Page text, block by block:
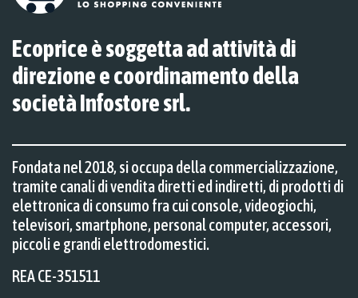
Ecoprice è soggetta ad attività di
direzione e coordinamento della
società Infostore srl.
Fondata nel 2018, si occupa della commercializzazione,
tramite canali di vendita diretti ed indiretti, di prodotti di
elettronica di consumo fra cui console, videogiochi,
televisori, smartphone, personal computer, accessori,
piccoli e grandi elettrodomestici.
REA CE-351511